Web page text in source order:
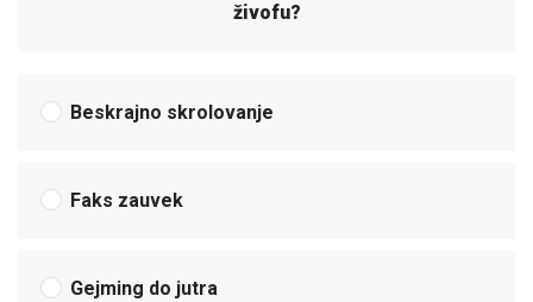
živofu?
Beskrajno skrolovanje
Faks zauvek
Gejming do jutra